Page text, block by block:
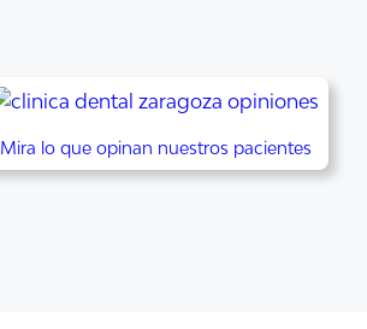
Mira lo que opinan nuestros pacientes